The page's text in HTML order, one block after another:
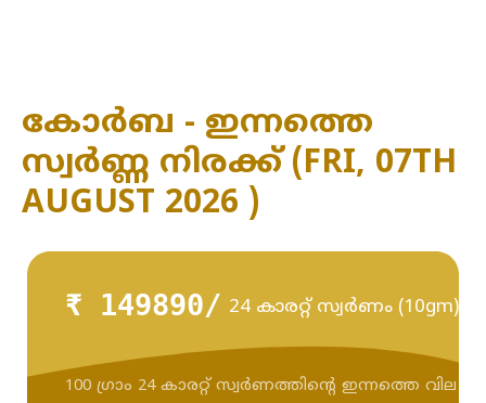
കോർബ - ഇന്നത്തെ
സ്വർണ്ണ നിരക്ക് (FRI, 07TH
AUGUST 2026 )
₹ 149890/ 24 കാരറ്റ് സ്വർണം (10gm)
100 ഗ്രാം 24 കാരറ്റ് സ്വർണത്തിന്റെ ഇന്നത്തെ വില